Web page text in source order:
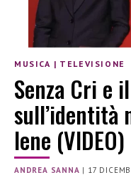
MUSICA | TELEVISIONE
Senza Cri e
sull’identità
Iene (VIDEO)
ANDREA SANNA | 17